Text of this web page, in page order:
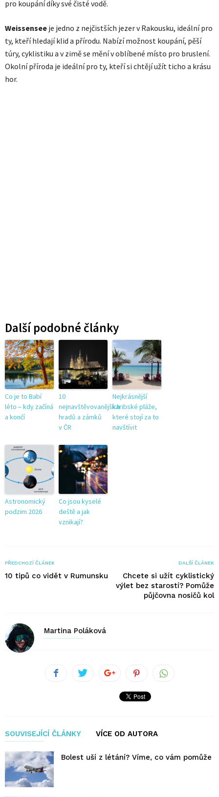
pro koupání díky své čisté vodě.
Weissensee je jedno z nejčistších jezer v Rakousku, ideální pro
ty, kteří hledají klid a přírodu. Nabízí možnost koupání, pěší
túry, cyklistiku a v zimě se mění v oblíbené místo pro bruslení.
Okolní příroda je ideální pro ty, kteří si chtějí užít ticho a krásu
hor.
Další podobné články
Co je to Babí
léto – kdy začíná
a končí
10
nejnavštěvovanějších
hradů a zámků
v ČR
Nejkrásnější
karibské pláže,
které stojí za to
navštívit
Astronomický
podzim 2026
Co jsou kyselé
deště a jak
vznikají?
PŘEDCHOZÍ ČLÁNEK
10 tipů co vidět v Rumunsku
DALŠÍ ČLÁNEK
Chcete si užít cyklistický
výlet bez starostí? Pomůže
půjčovna nosičů kol
Martina Poláková
SOUVISEJÍCÍ ČLÁNKY VÍCE OD AUTORA
Bolest uší z létání? Víme, co vám pomůže